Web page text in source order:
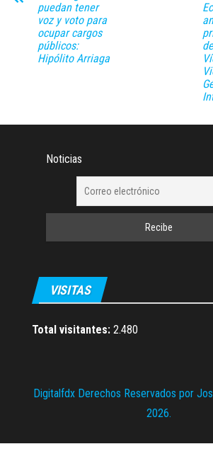
puedan tener
voz y voto para
ocupar cargos
públicos:
Hipólito Arriaga
Noticias
VISITAS
Total visitantes: 2.480
Digitalfdx Derechos Reservados por
2026.